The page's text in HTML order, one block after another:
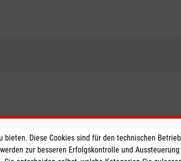
Malteser in Deutschland
Diese Cookies sind für den technischen
zur besseren Erfolgskontrolle und